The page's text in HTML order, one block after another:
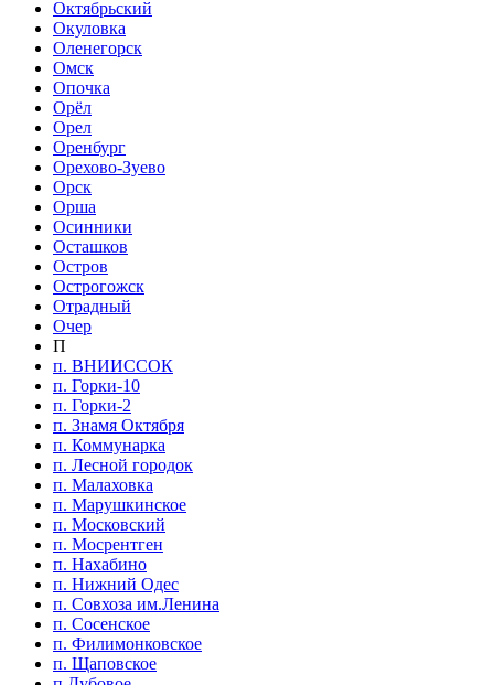
Октябрьский
Окуловка
Оленегорск
Омск
Опочка
Орёл
Орел
Оренбург
Орехово-Зуево
Орск
Орша
Осинники
Осташков
Остров
Острогожск
Отрадный
Очер
П
п. ВНИИССОК
п. Горки-10
п. Горки-2
п. Знамя Октября
п. Коммунарка
п. Лесной городок
п. Малаховка
п. Марушкинское
п. Московский
п. Мосрентген
п. Нахабино
п. Нижний Одес
п. Совхоза им.Ленина
п. Сосенское
п. Филимонковское
п. Щаповское